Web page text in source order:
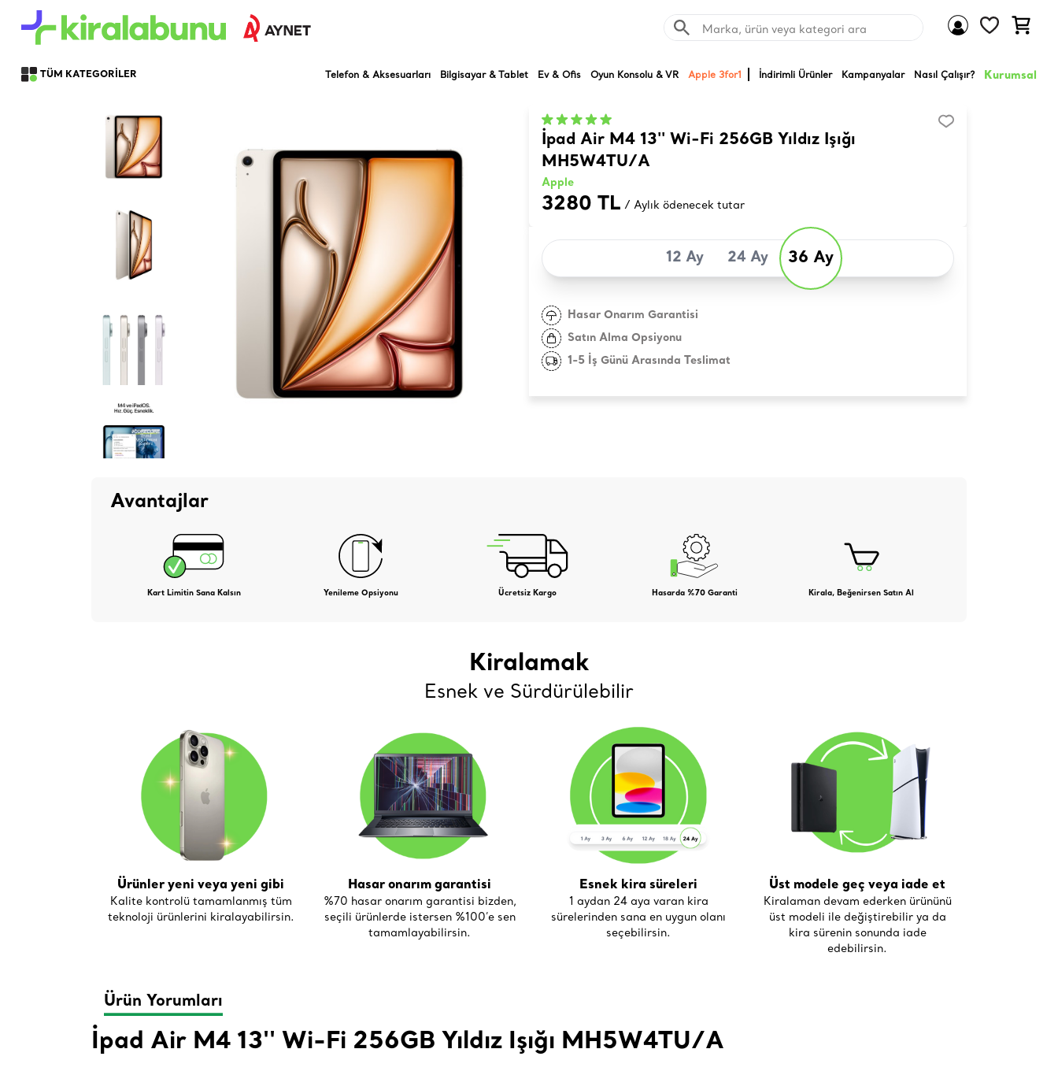
Marka, ürün veya kategori ara
TÜM KATEGORİLER Telefon & Aksesuarları Bilgisayar & Tablet Ev & Ofis Oyun Konsolu & VR Apple 3for1 İndirimli Ürünler Kampanyalar Nasıl Çalışır? Kurumsal
İpad Air M4 13'' Wi-Fi 256GB Yıldız Işığı
MH5W4TU/A
Apple
3280 TL / Aylık ödenecek tutar
12 Ay 24 Ay 36 Ay
Hasar Onarım Garantisi
Satın Alma Opsiyonu
1-5 İş Günü Arasında Teslimat
Avantajlar
Kart Limitin Sana Kalsın Yenileme Opsiyonu Ücretsiz Kargo Hasarda %70 Garanti Kirala, Beğenirsen Satın Al
Kiralamak
Esnek ve Sürdürülebilir
Ürünler yeni veya yeni gibi
Kalite kontrolü tamamlanmış tüm
teknoloji ürünlerini kiralayabilirsin.
Hasar onarım garantisi
%70 hasar onarım garantisi bizden,
seçili ürünlerde istersen %100’e sen
tamamlayabilirsin.
Esnek kira süreleri
1 aydan 24 aya varan kira
sürelerinden sana en uygun olanı
seçebilirsin.
Üst modele geç veya iade et
Kiralaman devam ederken ürününü
üst modeli ile değiştirebilir ya da
kira sürenin sonunda iade
edebilirsin.
Ürün Yorumları
İpad Air M4 13'' Wi-Fi 256GB Yıldız Işığı MH5W4TU/A